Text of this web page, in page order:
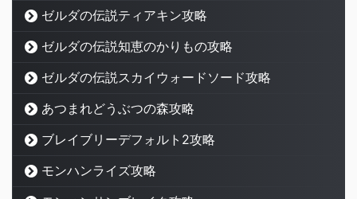
ゼルダの伝説ティアキン攻略
ゼルダの伝説知恵のかりもの攻略
ゼルダの伝説スカイウォードソード攻略
あつまれどうぶつの森攻略
ブレイブリーデフォルト2攻略
モンハンライズ攻略